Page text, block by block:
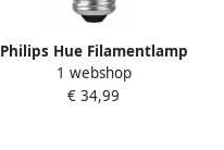
Philips Hue Filamentlamp
White Ambiance Standaard
E27
1 webshop
€ 34,99